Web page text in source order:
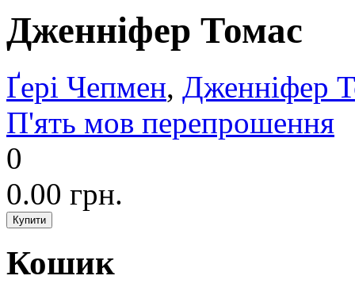
Дженніфер Томас
Ґері Чепмен, Дженніфер
П'ять мов перепрошення
0
0.00 грн.
Кошик